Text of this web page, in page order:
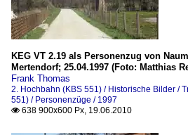
KEG VT 2.19 als Personenzug von
Mertendorf; 25.04.1997 (Foto: Matthias
Frank Thomas
2. Hochbahn (KBS 551) / Historische Bilder /
551) / Personenzüge / 1997
 638 900x600 Px, 19.06.2010